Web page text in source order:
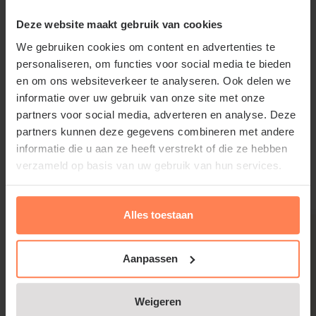
Deze website maakt gebruik van cookies
We gebruiken cookies om content en advertenties te
personaliseren, om functies voor social media te bieden
en om ons websiteverkeer te analyseren. Ook delen we
informatie over uw gebruik van onze site met onze
partners voor social media, adverteren en analyse. Deze
partners kunnen deze gegevens combineren met andere
informatie die u aan ze heeft verstrekt of die ze hebben
verzameld op basis van uw gebruik van hun services.
Alles toestaan
Aanpassen
Weigeren
Verte', rijpt het beste in de zon. Geef de fruitboom
Prunus domestica 'Reine Claude
Verte' snoeien en onderhouden
Snoeien van Prunus domestica 'Reine Claude Verte'
moet in de zomer gebeuren. Zorg uiteindelijk voor
hoofdtakken, van waaruit de zijtakken komen. Snoei
elk jaar in de zomer de lange, dunne scheuten van
de tuinplant weg tot op 10 cm vanaf een dikkere,
houtige tak. Zo wordt voorkomen dat de fruitboom
een te dichte kroon krijgt.
Lees meer
Gerelateerde producten